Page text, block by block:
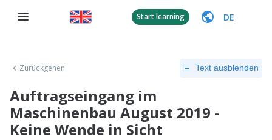
Start learning DE
Zurückgehen Text ausblenden
Auftragseingang im
Maschinenbau August 2019 -
Keine Wende in Sicht